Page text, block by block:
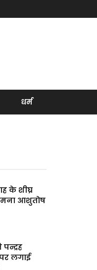
धर्म
के शीघ्र
आशुतोष
लगाई